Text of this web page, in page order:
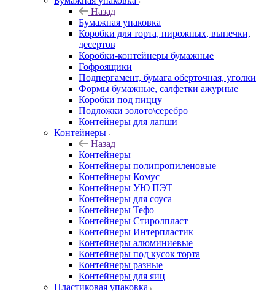
Назад
Бумажная упаковка
Коробки для торта, пирожных, выпечки,
десертов
Коробки-контейнеры бумажные
Гофроящики
Подпергамент, бумага оберточная, уголки
Формы бумажные, салфетки ажурные
Коробки под пиццу
Подложки золото\серебро
Контейнеры для лапши
Контейнеры
Назад
Контейнеры
Контейнеры полипропиленовые
Контейнеры Комус
Контейнеры УЮ ПЭТ
Контейнеры для соуса
Контейнеры Тефо
Контейнеры Стиролпласт
Контейнеры Интерпластик
Контейнеры алюминиевые
Контейнеры под кусок торта
Контейнеры разные
Контейнеры для яиц
Пластиковая упаковка